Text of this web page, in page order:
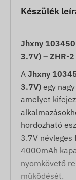
Készülék
Jhxny
3.7V) – ZHR-
A Jhxny
3.7V) egy
amelyet
hordozható
3.7V névleges
4000mAh
nyomkövető
működését.